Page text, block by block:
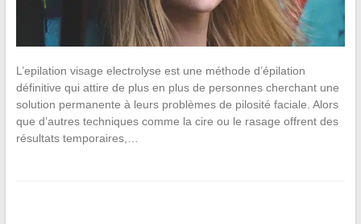
L’epilation visage electrolyse est une méthode d’épilation
définitive qui attire de plus en plus de personnes cherchant une
solution permanente à leurs problèmes de pilosité faciale. Alors
que d’autres techniques comme la cire ou le rasage offrent des
résultats temporaires,…